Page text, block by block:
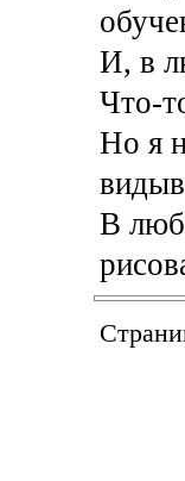
И, в
Что-
Но я
В